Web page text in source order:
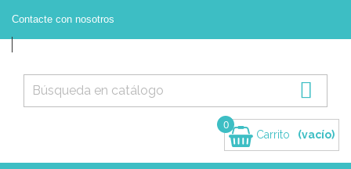
Contacte con nosotros

Carrito
0
(vacío)